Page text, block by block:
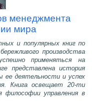
менеджмента
мира
и популярных книг по
производства
применяться на
представлена история
ее деятельности и успех
Книга освещает 20-ти
философии управления в